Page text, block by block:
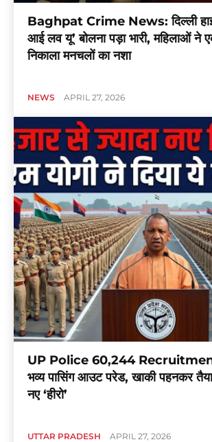
Baghpat Crime News: दिल्ली
आई लव यू’ बोलना पड़ा भारी, महिलाओं ने
निकाला मनचलों का नशा
NEWS APRIL 27, 2026
UP Police 60,244
भव्य पासिंग आउट परेड, खाकी पहनकर
नए ‘हीरो’
UTTAR PRADESH APRIL 27, 2026